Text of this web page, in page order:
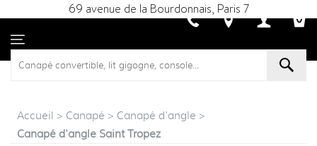
69 avenue de la Bourdonnais, Paris 7
Accueil > Canapé > Canapé d'angle >
Canapé d'angle Saint Tropez